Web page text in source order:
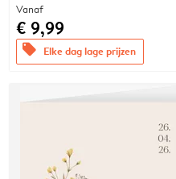
Vanaf
€ 9,99
offers Elke dag lage prijzen